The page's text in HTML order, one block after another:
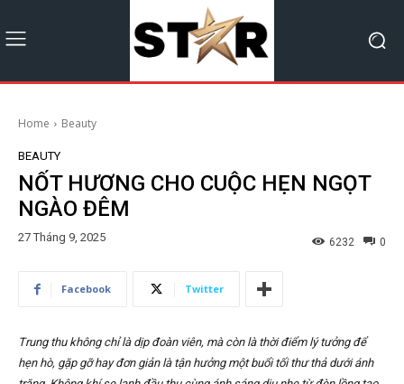
Home Beauty
BEAUTY
NỐT HƯƠNG CHO CUỘC HẸN NGỌT
NGÀO ĐÊM
27 Tháng 9, 2025 0
6232
Facebook Twitter
Trung thu không chỉ là dịp đoàn viên, mà còn là thời điểm lý tưởng để
hẹn hò, gặp gỡ hay đơn giản là tận hưởng một buổi tối thư thả dưới ánh